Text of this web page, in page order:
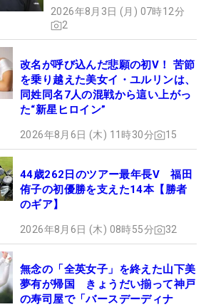
2026年8月3日 (月) 07時12分
2
改名が呼び込んだ悲願の初V！ 苦節
を乗り越えた美女イ・ユルリンは、
同姓同名7人の混戦から這い上がっ
た“新星ヒロイン”
2026年8月6日 (木) 11時30分 15
44歳262日のツアー最年長V 福田
侑子の初優勝を支えた14本【勝者
のギア】
2026年8月6日 (木) 08時55分 32
無念の「全英女子」を終えた山下美
夢有が帰国 きょうだい揃って神戸
の寿司屋で「バースデーディナ